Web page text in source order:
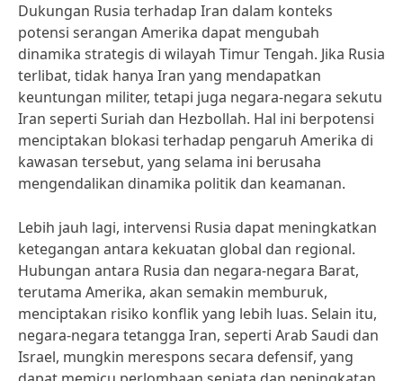
Dukungan Rusia terhadap Iran dalam konteks
potensi serangan Amerika dapat mengubah
dinamika strategis di wilayah Timur Tengah. Jika Rusia
terlibat, tidak hanya Iran yang mendapatkan
keuntungan militer, tetapi juga negara-negara sekutu
Iran seperti Suriah dan Hezbollah. Hal ini berpotensi
menciptakan blokasi terhadap pengaruh Amerika di
kawasan tersebut, yang selama ini berusaha
mengendalikan dinamika politik dan keamanan.
Lebih jauh lagi, intervensi Rusia dapat meningkatkan
ketegangan antara kekuatan global dan regional.
Hubungan antara Rusia dan negara-negara Barat,
terutama Amerika, akan semakin memburuk,
menciptakan risiko konflik yang lebih luas. Selain itu,
negara-negara tetangga Iran, seperti Arab Saudi dan
Israel, mungkin merespons secara defensif, yang